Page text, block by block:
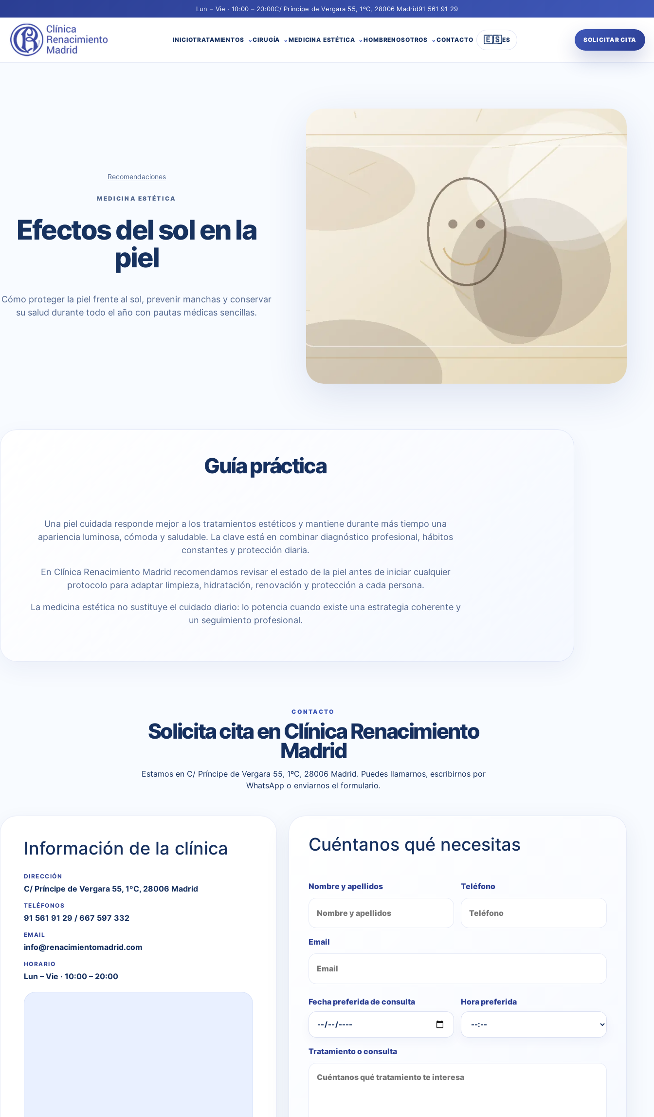
Lun – Vie · 10:00 – 20:00C/ Príncipe de Vergara 55, 1ºC, 28006 Madrid91 561 91 29
INICIOTRATAMIENTOS CIRUGÍA MEDICINA ESTÉTICA HOMBRENOSOTROS CONTACTO 🇪🇸ES SOLICITAR CITA
Recomendaciones
MEDICINA ESTÉTICA
Efectos del sol en la
piel
Cómo proteger la piel frente al sol, prevenir manchas y conservar
su salud durante todo el año con pautas médicas sencillas.
Guía práctica
Una piel cuidada responde mejor a los tratamientos estéticos y mantiene durante más tiempo una
apariencia luminosa, cómoda y saludable. La clave está en combinar diagnóstico profesional, hábitos
constantes y protección diaria.
En Clínica Renacimiento Madrid recomendamos revisar el estado de la piel antes de iniciar cualquier
protocolo para adaptar limpieza, hidratación, renovación y protección a cada persona.
La medicina estética no sustituye el cuidado diario: lo potencia cuando existe una estrategia coherente y
un seguimiento profesional.
CONTACTO
Solicita cita en Clínica Renacimiento
Madrid
Estamos en C/ Príncipe de Vergara 55, 1ºC, 28006 Madrid. Puedes llamarnos, escribirnos por
WhatsApp o enviarnos el formulario.
Información de la clínica
DIRECCIÓN
C/ Príncipe de Vergara 55, 1ºC, 28006 Madrid
TELÉFONOS
91 561 91 29 / 667 597 332
EMAIL
info@renacimientomadrid.com
HORARIO
Lun – Vie · 10:00 – 20:00
Cuéntanos qué necesitas
Nombre y apellidos Teléfono
Email
Fecha preferida de consulta Hora preferida
Tratamiento o consulta